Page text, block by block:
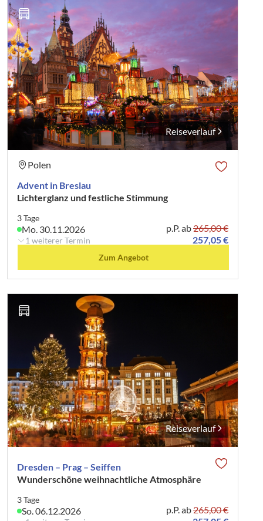
Reiseverlauf
Polen
Advent in Breslau
Lichterglanz und festliche Stimmung
3 Tage
Mo. 30.11.2026
1 weiterer Termin
p.P. ab265,00 €
257,05 €
Zum Angebot
Reiseverlauf
Dresden – Prag – Seiffen
Wunderschöne weihnachtliche Atmosphäre
3 Tage
So. 06.12.2026 p.P. ab265,00 €